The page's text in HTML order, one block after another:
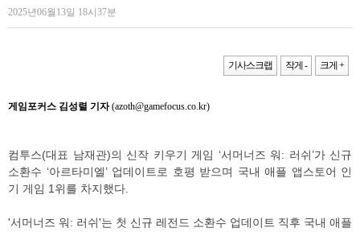
2025년06월13일 18시37분
기사스크랩 작게 - 크게 +
게임포커스 김성렬 기자(azoth@gamefocus.co.kr)
컴투스(대표 남재관)의 신작 키우기 게임 ‘서머너즈 워: 러쉬’가 신규
소환수 ‘아르타미엘’ 업데이트로 호평 받으며 국내 애플 앱스토어 인
기 게임 1위를 차지했다.
'서머너즈 워: 러쉬'는 첫 신규 레전드 소환수 업데이트 직후 국내 애플